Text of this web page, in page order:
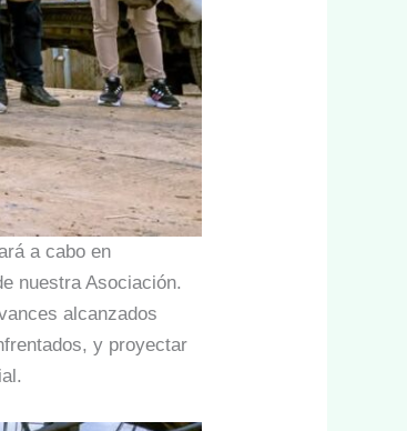
a cabo en
nuestra Asociación.
alcanzados
y proyectar